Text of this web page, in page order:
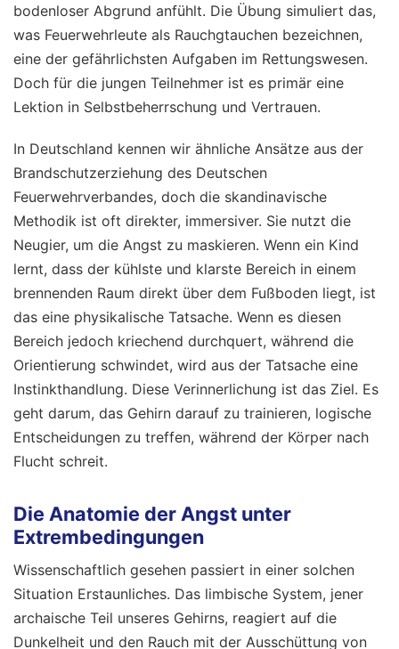
bodenloser Abgrund anfühlt. Die Übung simuliert das,
was Feuerwehrleute als Rauchgtauchen bezeichnen,
eine der gefährlichsten Aufgaben im Rettungswesen.
Doch für die jungen Teilnehmer ist es primär eine
Lektion in Selbstbeherrschung und Vertrauen.
In Deutschland kennen wir ähnliche Ansätze aus der
Brandschutzerziehung des Deutschen
Feuerwehrverbandes, doch die skandinavische
Methodik ist oft direkter, immersiver. Sie nutzt die
Neugier, um die Angst zu maskieren. Wenn ein Kind
lernt, dass der kühlste und klarste Bereich in einem
brennenden Raum direkt über dem Fußboden liegt, ist
das eine physikalische Tatsache. Wenn es diesen
Bereich jedoch kriechend durchquert, während die
Orientierung schwindet, wird aus der Tatsache eine
Instinkthandlung. Diese Verinnerlichung ist das Ziel. Es
geht darum, das Gehirn darauf zu trainieren, logische
Entscheidungen zu treffen, während der Körper nach
Flucht schreit.
Die Anatomie der Angst unter
Extrembedingungen
Wissenschaftlich gesehen passiert in einer solchen
Situation Erstaunliches. Das limbische System, jener
archaische Teil unseres Gehirns, reagiert auf die
Dunkelheit und den Rauch mit der Ausschüttung von